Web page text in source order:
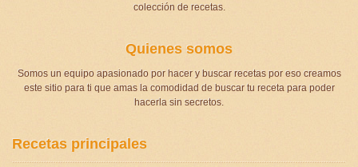
colección de recetas.
Quienes somos
Somos un equipo apasionado por hacer y buscar recetas por eso creamos
este sitio para ti que amas la comodidad de buscar tu receta para poder
hacerla sin secretos.
Recetas principales